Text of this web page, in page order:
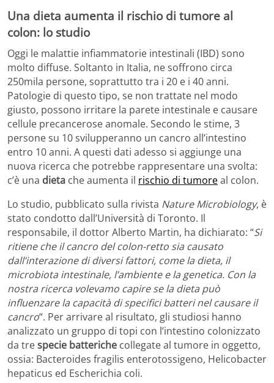
Una dieta aumenta il rischio di tumore al
colon: lo studio
Oggi le malattie infiammatorie intestinali (IBD) sono
molto diffuse. Soltanto in Italia, ne soffrono circa
250mila persone, soprattutto tra i 20 e i 40 anni.
Patologie di questo tipo, se non trattate nel modo
giusto, possono irritare la parete intestinale e causare
cellule precancerose anomale. Secondo le stime, 3
persone su 10 svilupperanno un cancro all’intestino
entro 10 anni. A questi dati adesso si aggiunge una
nuova ricerca che potrebbe rappresentare una svolta:
c’è una dieta che aumenta il rischio di tumoreal colon.
Lo studio, pubblicato sulla rivista Nature Microbiology, è
stato condotto dall’Università di Toronto. Il
responsabile, il dottor Alberto Martin, ha dichiarato: “Si
ritiene che il cancro del colon-retto sia causato
dall’interazione di diversi fattori, come la dieta, il
microbiota intestinale, l’ambiente e la genetica. Con la
nostra ricerca volevamo capire se la dieta può
influenzare la capacità di specifici batteri nel causare il
cancro“. Per arrivare al risultato, gli studiosi hanno
analizzato un gruppo di topi con l’intestino colonizzato
da trespecie batteriche collegate al tumore in oggetto,
ossia: Bacteroides fragilis enterotossigeno, Helicobacter
hepaticus ed Escherichia coli.